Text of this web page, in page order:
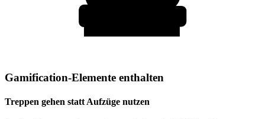
Gamification-Elemente enthalten
Treppen gehen statt Aufzüge nutzen